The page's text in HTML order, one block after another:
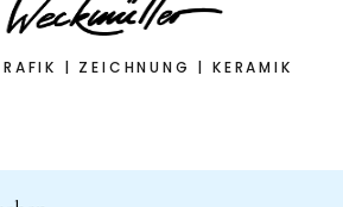
| ZEICHNUNG | KERAMIK